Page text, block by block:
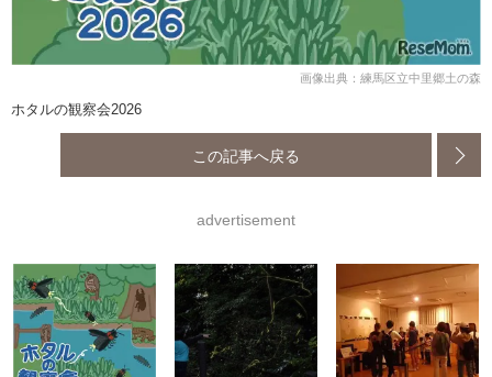
画像出典：練馬区立中里郷土の森
ホタルの観察会2026
この記事へ戻る
advertisement